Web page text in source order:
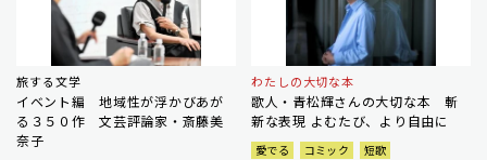
旅する文学
イベント編 地域性が浮かびあが
る３５０作 文芸評論家・斎藤美
奈子
わたしの大切な本
歌人・青松輝さんの大切な本 斬
新な表現 よむたび、より自由に
愛でる コミック 短歌